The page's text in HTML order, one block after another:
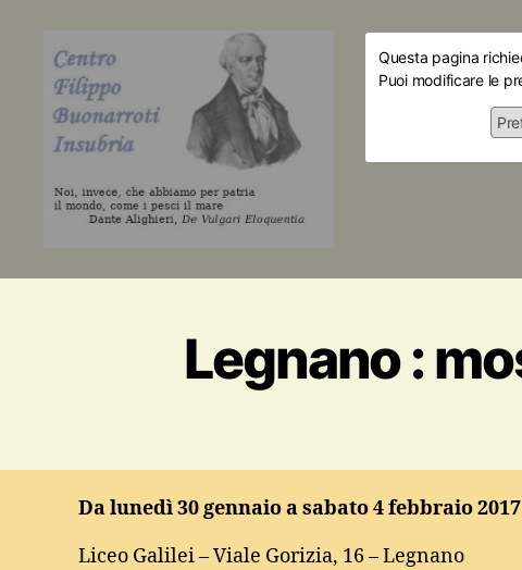
Questa pagina
Puoi modificare le
Legnano :
Da lunedì 30 gennaio a sabato 4 febbraio 2017
Liceo Galilei – Viale Gorizia, 16 – Legnano